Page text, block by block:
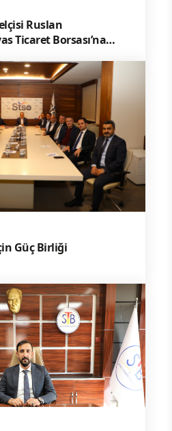
Ruslan
Ticaret Borsası’na
Güç Birliği